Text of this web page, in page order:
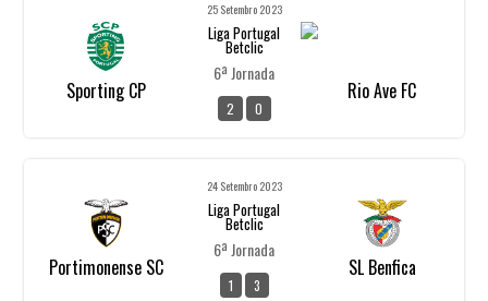
Sporting CP
25 Setembro 2023
Liga Portugal
Betclic
6ª Jornada
2 0
Rio Ave FC
Portimonense SC
24 Setembro 2023
Liga Portugal
Betclic
6ª Jornada
1 3
SL Benfica